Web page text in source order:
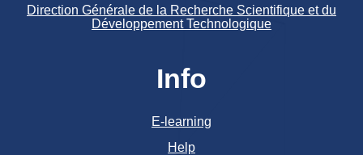
Direction Générale de la Recherche Scientifique et du
Développement Technologique
Info
E-learning
Help